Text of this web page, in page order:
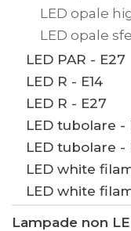
LED opale
LED opale
LED PAR - E27
LED R - E14
LED R - E27
LED tubolare -
LED tubolare -
LED white
LED white
Lampade non